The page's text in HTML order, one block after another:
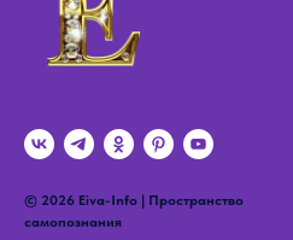
© 2026 Eiva-Info | Пространство
самопознания